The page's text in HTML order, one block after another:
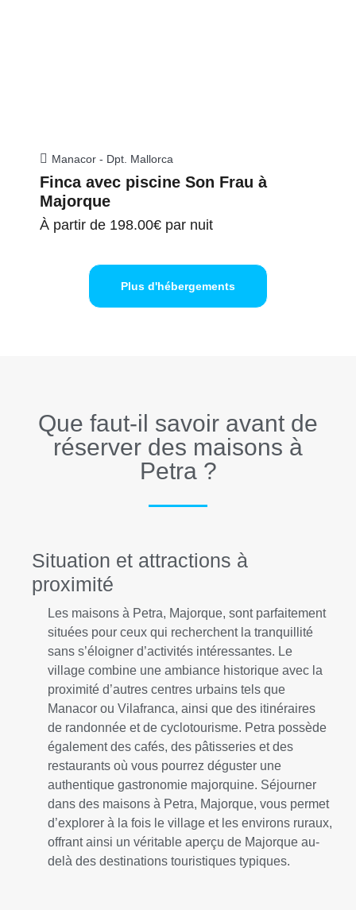
Manacor - Dpt. Mallorca
Finca avec piscine Son Frau à
Majorque
À partir de 198.00€ par nuit
Plus d'hébergements
Que faut-il savoir avant de
réserver des maisons à
Petra ?
Situation et attractions à
proximité
Les maisons à Petra, Majorque, sont parfaitement
situées pour ceux qui recherchent la tranquillité
sans s’éloigner d’activités intéressantes. Le
village combine une ambiance historique avec la
proximité d’autres centres urbains tels que
Manacor ou Vilafranca, ainsi que des itinéraires
de randonnée et de cyclotourisme. Petra possède
également des cafés, des pâtisseries et des
restaurants où vous pourrez déguster une
authentique gastronomie majorquine. Séjourner
dans des maisons à Petra, Majorque, vous permet
d’explorer à la fois le village et les environs ruraux,
offrant ainsi un véritable aperçu de Majorque au-
delà des destinations touristiques typiques.